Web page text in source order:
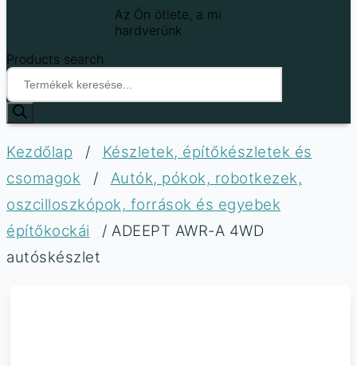
Az Ön ötlete, a mi
hardverünk
Products search
Kezdőlap /
Készletek, építőkészletek és
csomagok
/
Autók, pókok, robotkezek,
oszcilloszkópok, források és egyebek
építőkockái
/ ADEEPT AWR-A 4WD
autóskészlet